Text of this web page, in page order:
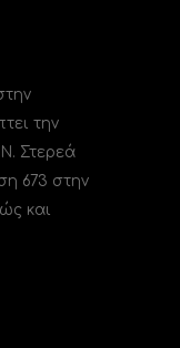
την
Ν. Στερεά
673 στην
και